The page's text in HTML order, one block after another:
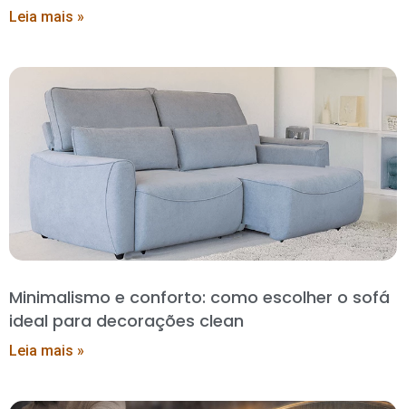
Leia mais »
Minimalismo e conforto: como escolher o sofá
ideal para decorações clean
Leia mais »